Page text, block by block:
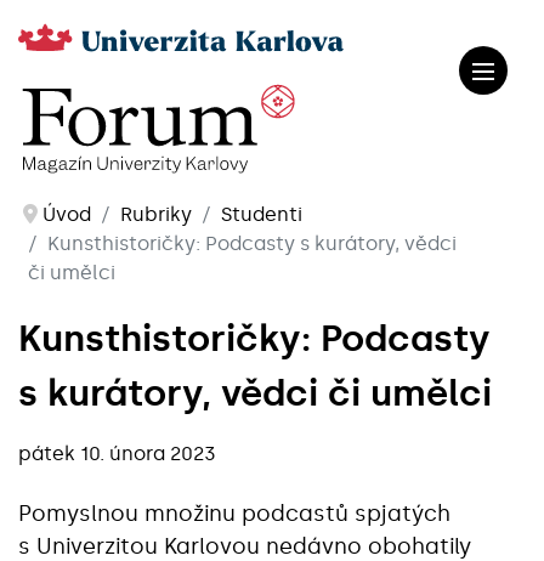
Úvod Rubriky
Studenti
Kunsthistoričky: Podcasty s kurátory, vědci
či umělci
Kunsthistoričky: Podcasty
s kurátory, vědci či umělci
pátek 10. února 2023
Pomyslnou množinu podcastů spjatých
s Univerzitou Karlovou nedávno obohatily